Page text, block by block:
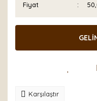
Fiyat
Karşılaştır